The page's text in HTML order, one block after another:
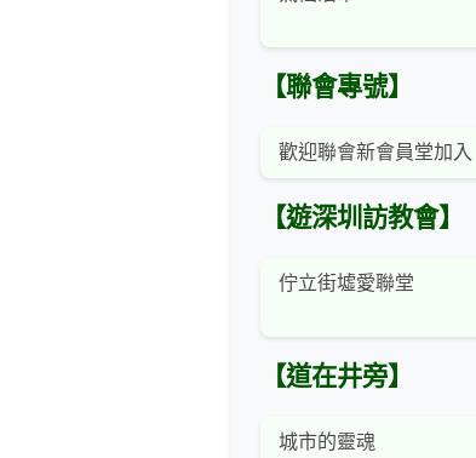
【聯會專號】
歡迎聯會新會員堂加入
【遊深圳訪教會】
佇立街墟愛聯堂
【道在井旁】
城市的靈魂